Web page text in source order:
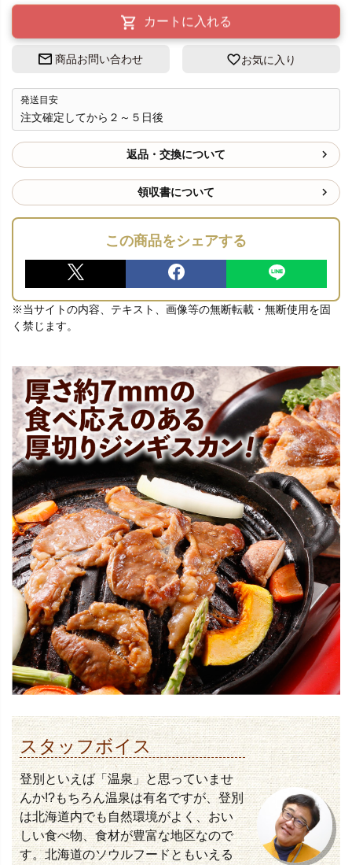
カートに入れる
商品お問い合わせ お気に入り
発送目安
注文確定してから２～５日後
返品・交換について
領収書について
この商品をシェアする
※当サイトの内容、テキスト、画像等の無断転載・無断使用を固
く禁じます。
スタッフボイス
登別といえば「温泉」と思っていませ
んか!?もちろん温泉は有名ですが、登別
は北海道内でも自然環境がよく、おい
しい食べ物、食材が豊富な地区なので
す。北海道のソウルフードともいえる